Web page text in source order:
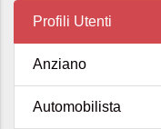
Profili Utenti
Anziano
Automobilista